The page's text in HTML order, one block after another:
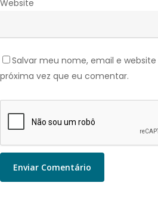
Website
Salvar meu nome, email e
próxima vez que eu comentar.